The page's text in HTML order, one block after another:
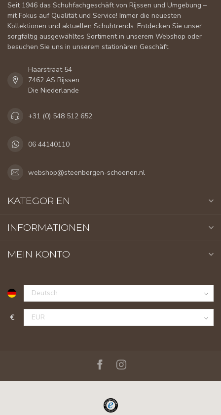
Seit 1946 das Schuhfachgeschäft von Rijssen und Umgebung –
mit Fokus auf Qualität und Service! Immer die neuesten
Kollektionen und aktuellen Schuhtrends. Entdecken Sie unser
sorgfältig ausgewähltes Sortiment in unserem Webshop oder
besuchen Sie uns in unserem stationären Geschäft.
Haarstraat 54
7462 AS Rijssen
Die Niederlande
+31 (0) 548 512 652
06 44140110
webshop@steenbergen-schoenen.nl
KATEGORIEN
INFORMATIONEN
MEIN KONTO
€